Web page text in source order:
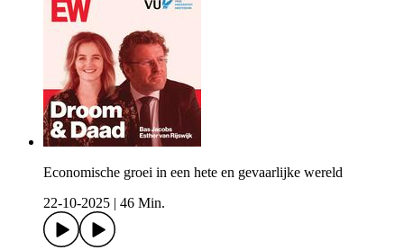
Economische groei in een hete en gevaarlijke wereld
22-10-2025
46 Min.